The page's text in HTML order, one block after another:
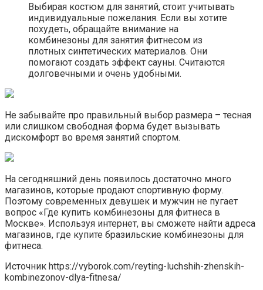
Выбирая костюм для занятий, стоит учитывать
индивидуальные пожелания. Если вы хотите
похудеть, обращайте внимание на
комбинезоны для занятия фитнесом из
плотных синтетических материалов. Они
помогают создать эффект сауны. Считаются
долговечными и очень удобными.
Не забывайте про правильный выбор размера – тесная
или слишком свободная форма будет вызывать
дискомфорт во время занятий спортом.
На сегодняшний день появилось достаточно много
магазинов, которые продают спортивную форму.
Поэтому современных девушек и мужчин не пугает
вопрос «Где купить комбинезоны для фитнеса в
Москве». Используя интернет, вы сможете найти адреса
магазинов, где купите бразильские комбинезоны для
фитнеса.
Источник https://vyborok.com/reyting-luchshih-zhenskih-
kombinezonov-dlya-fitnesa/